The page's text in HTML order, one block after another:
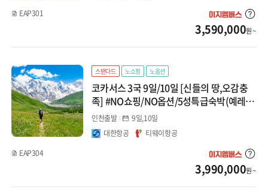
호주/뉴질랜드
중앙아시아/코카서스
지방출발
EAP301
3,590,000원 ~
스탠다드 노쇼핑 노옵션
코카서스 3국 9일/10일 [신들의 땅,오감충
족] #NO쇼핑/NO옵션/5성특급숙박(예레
반, 트빌리시)#트루소밸리하이킹#주상절
리/2大야간투어/미니버스#파노라마식당/
와이너리#바쿠IN/예레반OUT#
인천출발
9일,10일
대한항공
티웨이항공
EAP304
3,990,000원 ~